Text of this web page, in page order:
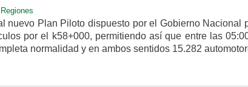
Regiones
nuevo Plan Piloto dispuesto por el Gobierno Nacional
por el k58+000, permitiendo así que entre las
normalidad y en ambos sentidos 15.282